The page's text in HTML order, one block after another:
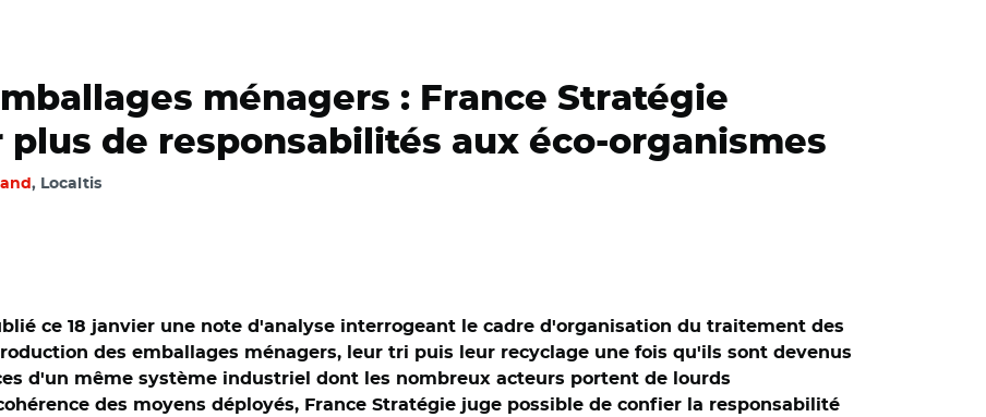
ménagers : France Stratégie
de responsabilités aux éco-organismes
, Localtis
ce 18 janvier une note d'analyse interrogeant le cadre d'organisation du traitement des
des emballages ménagers, leur tri puis leur recyclage une fois qu'ils sont devenus
d'un même système industriel dont les nombreux acteurs portent de lourds
des moyens déployés, France Stratégie juge possible de confier la responsabilité